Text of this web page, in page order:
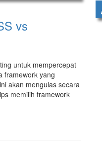
vs
untuk mempercepat
framework yang
akan mengulas secara
memilih framework